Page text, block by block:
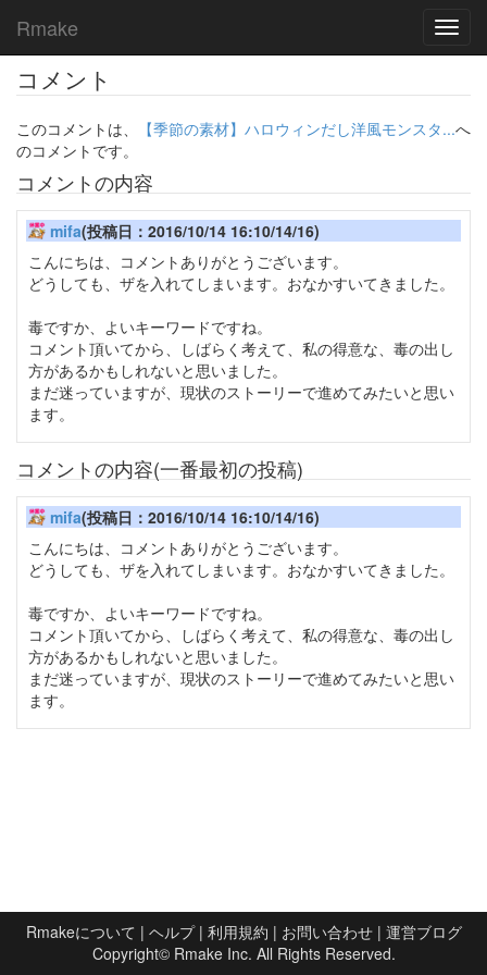
Rmake
コメント
このコメントは、 【季節の素材】ハロウィンだし洋風モンスタ...へ
のコメントです。
コメントの内容
mifa(投稿日：2016/10/14 16:10/14/16)
こんにちは、コメントありがとうございます。
どうしても、ザを入れてしまいます。おなかすいてきました。
毒ですか、よいキーワードですね。
コメント頂いてから、しばらく考えて、私の得意な、毒の出し
方があるかもしれないと思いました。
まだ迷っていますが、現状のストーリーで進めてみたいと思い
ます。
コメントの内容(一番最初の投稿)
mifa(投稿日：2016/10/14 16:10/14/16)
こんにちは、コメントありがとうございます。
どうしても、ザを入れてしまいます。おなかすいてきました。
毒ですか、よいキーワードですね。
コメント頂いてから、しばらく考えて、私の得意な、毒の出し
方があるかもしれないと思いました。
まだ迷っていますが、現状のストーリーで進めてみたいと思い
ます。
Rmakeについて | ヘルプ| 利用規約 | お問い合わせ| 運営ブログ
Copyright© Rmake Inc. All Rights Reserved.